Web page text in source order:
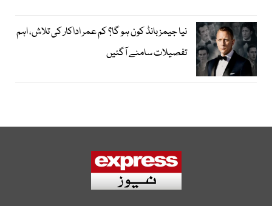
نیا جیمز بانڈ کون ہو گا؟ کم عمر اداکار کی تلاش، اہم
تفصیلات سامنے آگئیں